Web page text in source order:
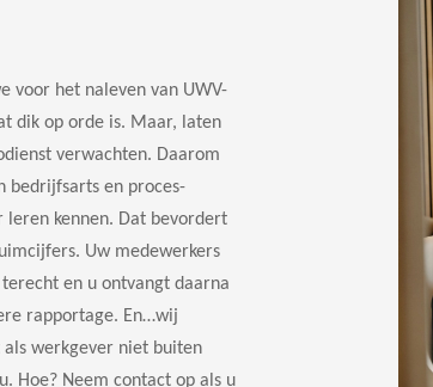
voor het naleven van UWV-
dik op orde is. Maar, laten
verwachten. Daarom
bedrijfsarts en proces-
kennen. Dat bevordert
Uw medewerkers
en u ontvangt daarna
rapportage. En…wij
werkgever niet buiten
Hoe? Neem contact op als u